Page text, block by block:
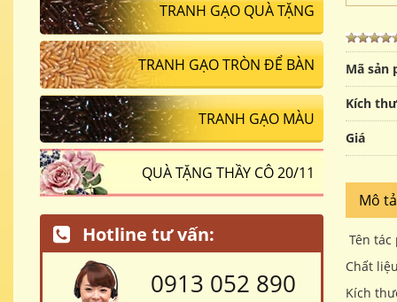
Mã sản
Kích
Giá
Mô
Tên
Chất
Kích
TRANH GẠO QUÀ TẶNG
TRANH GẠO TRÒN ĐỂ BÀN
TRANH GẠO MÀU
QUÀ TẶNG THẦY CÔ 20/11
Hotline tư vấn:
0913 052 890